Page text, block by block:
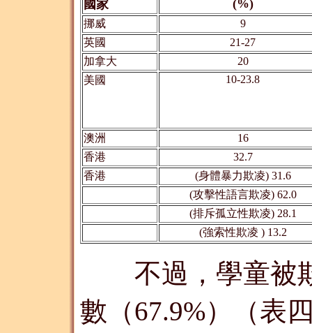
國家 (%)
挪威
9
英國
21-27
加拿大
20
美國
10-23.8
澳洲
16
香港
32.7
香港
(身體暴力欺凌) 31.6
(攻擊性語言欺凌) 62.0
(排斥孤立性欺凌) 28.1
(強索性欺凌 ) 13.2
不過，學童被欺
數（67.9%）（表